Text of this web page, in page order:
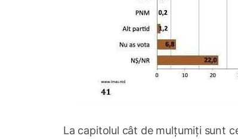
La capitolul cât de mulțumiți sunt